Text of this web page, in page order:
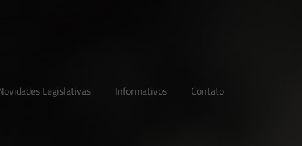
Legislativas Informativos Contato